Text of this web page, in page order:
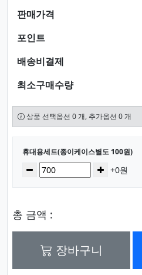
판매가격
포인트
배송비결제
최소구매수량
상품 선택옵션 0 개, 추가옵션 0 개
선택된 옵션
휴대용세트(종이케이스별도 100원)
수량감소 증가+0원
총 금액 :
장바구니